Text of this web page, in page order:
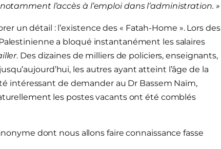
l’accès à l’emploi dans l’administration. »
un détail : l’existence des « Fatah-Home ». Lors des
a bloqué instantanément les salaires
. Des dizaines de milliers de policiers, enseignants,
les autres ayant atteint l’âge de la
intéressant de demander au Dr Bassem Naïm,
les postes vacants ont été comblés
dont nous allons faire connaissance fasse